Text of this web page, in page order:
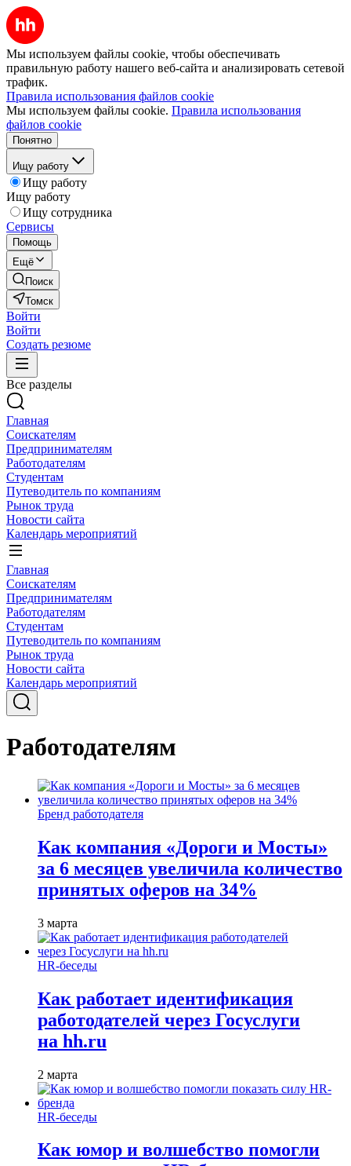
Мы используем файлы cookie, чтобы обеспечивать
правильную работу нашего веб-сайта и анализировать сетевой
трафик.
Правила использования файлов cookie
Мы используем файлы cookie. Правила использования
файлов cookie
Понятно
Ищу работу
Ищу работу
Ищу работу
Ищу сотрудника
Сервисы
Помощь
Ещё
Поиск
Томск
Войти
Войти
Создать резюме
Все разделы
Главная
Соискателям
Предпринимателям
Работодателям
Студентам
Путеводитель по компаниям
Рынок труда
Новости сайта
Календарь мероприятий
Главная
Соискателям
Предпринимателям
Работодателям
Студентам
Путеводитель по компаниям
Рынок труда
Новости сайта
Календарь мероприятий
Работодателям
Бренд работодателя
Как компания «Дороги и Мосты»
за 6 месяцев увеличила количество
принятых оферов на 34%
3 марта
HR-беседы
Как работает идентификация
работодателей через Госуслуги
на hh.ru
2 марта
HR-беседы
Как юмор и волшебство помогли